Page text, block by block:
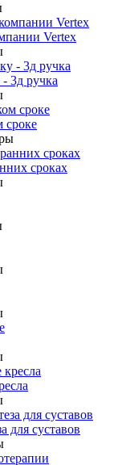
Vertex
3д ручка
сроке
сроках
для суставов